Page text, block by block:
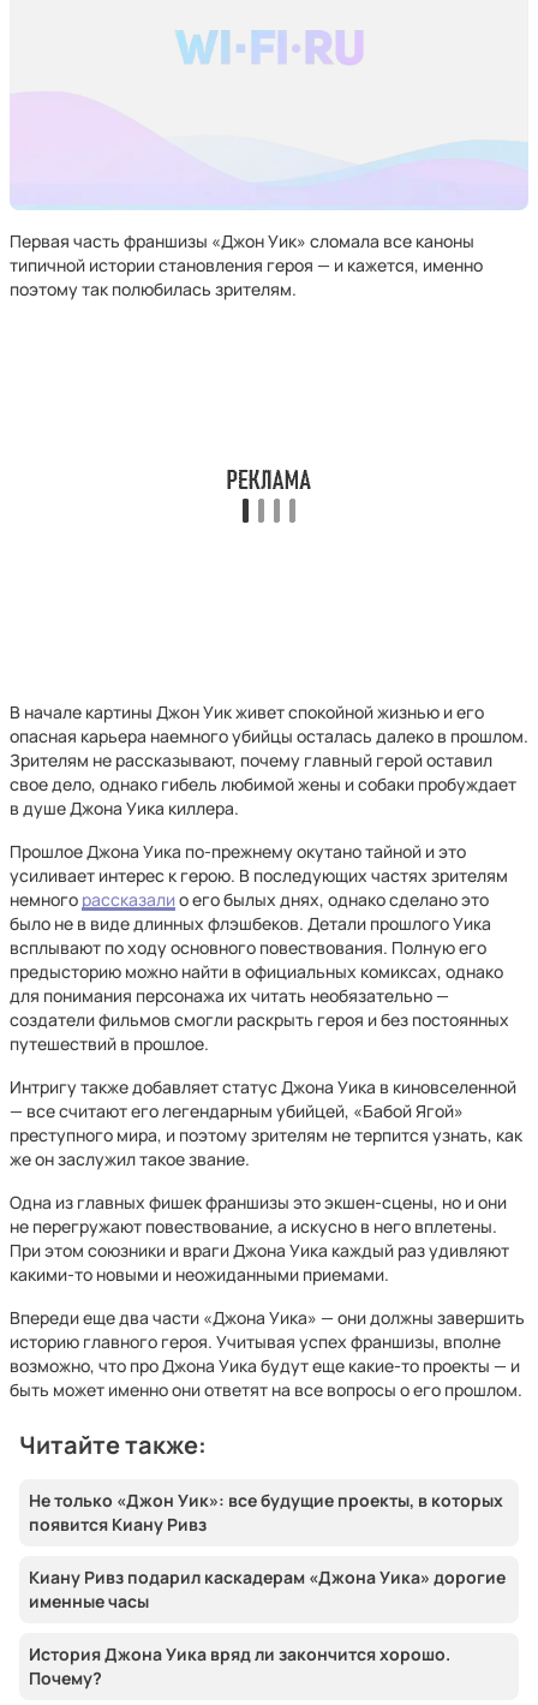
Первая часть франшизы «Джон Уик» сломала все каноны
типичной истории становления героя — и кажется, именно
поэтому так полюбилась зрителям.
В начале картины Джон Уик живет спокойной жизнью и его
опасная карьера наемного убийцы осталась далеко в прошлом.
Зрителям не рассказывают, почему главный герой оставил
свое дело, однако гибель любимой жены и собаки пробуждает
в душе Джона Уика киллера.
Прошлое Джона Уика по-прежнему окутано тайной и это
усиливает интерес к герою. В последующих частях зрителям
немного рассказали о его былых днях, однако сделано это
было не в виде длинных флэшбеков. Детали прошлого Уика
всплывают по ходу основного повествования. Полную его
предысторию можно найти в официальных комиксах, однако
для понимания персонажа их читать необязательно —
создатели фильмов смогли раскрыть героя и без постоянных
путешествий в прошлое.
Интригу также добавляет статус Джона Уика в киновселенной
— все считают его легендарным убийцей, «Бабой Ягой»
преступного мира, и поэтому зрителям не терпится узнать, как
же он заслужил такое звание.
Одна из главных фишек франшизы это экшен-сцены, но и они
не перегружают повествование, а искусно в него вплетены.
При этом союзники и враги Джона Уика каждый раз удивляют
какими-то новыми и неожиданными приемами.
Впереди еще два части «Джона Уика» — они должны завершить
историю главного героя. Учитывая успех франшизы, вполне
возможно, что про Джона Уика будут еще какие-то проекты — и
быть может именно они ответят на все вопросы о его прошлом.
Читайте также:
Не только «Джон Уик»: все будущие проекты, в которых
появится Киану Ривз
Киану Ривз подарил каскадерам «Джона Уика» дорогие
именные часы
История Джона Уика вряд ли закончится хорошо.
Почему?